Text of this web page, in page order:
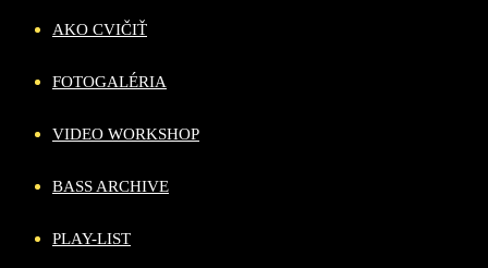
AKO CVIČIŤ
FOTOGALÉRIA
VIDEO WORKSHOP
BASS ARCHIVE
PLAY-LIST